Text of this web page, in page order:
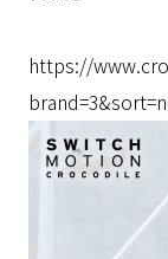
https://